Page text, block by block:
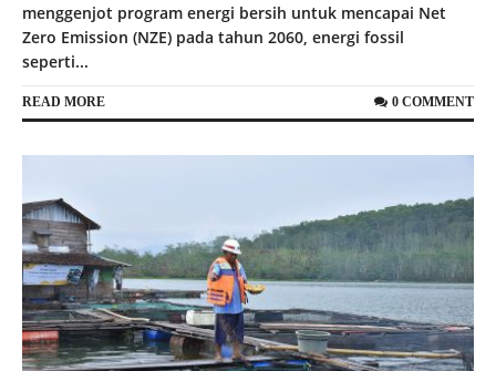
menggenjot program energi bersih untuk mencapai Net
Zero Emission (NZE) pada tahun 2060, energi fossil
seperti...
READ MORE 0 COMMENT